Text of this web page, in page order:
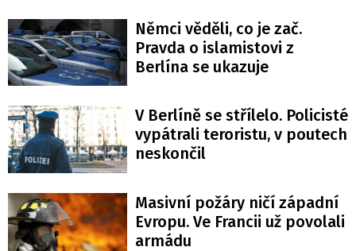
Němci věděli, co je zač.
Pravda o islamistovi z
Berlína se ukazuje
V Berlíně se střílelo. Policisté
vypátrali teroristu, v poutech
neskončil
Masivní požáry ničí západní
Evropu. Ve Francii už povolali
armádu